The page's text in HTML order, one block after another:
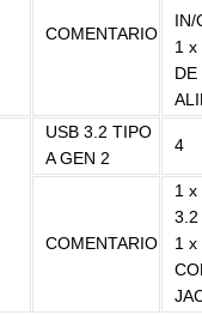
COMENTARIO
IN/
1 x
DE
USB 3.2 TIPO
A GEN 2
4
COMENTARIO
1 x
3.2
1 x